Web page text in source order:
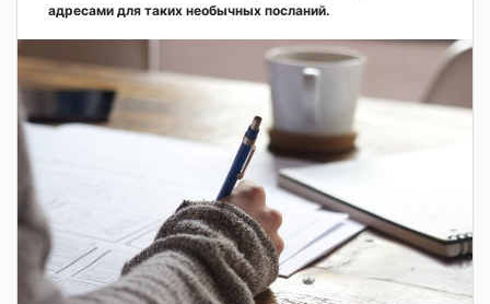
адресами для таких необычных посланий.